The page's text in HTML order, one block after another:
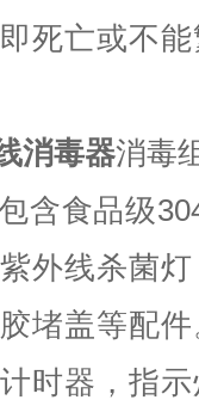
死亡或不
消毒器消毒
含食品级
外线杀菌
堵盖等配
时器，指